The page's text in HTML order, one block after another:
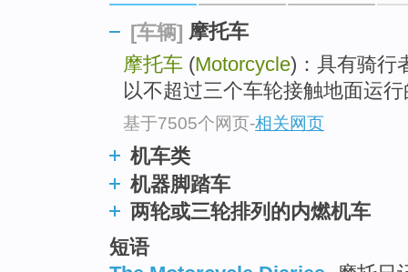
[车辆] 摩托车
摩托车 (Motorcycle)：具有骑行
以不超过三个车轮接触地面运
基于7505个网页-相关网页
机车类
机器脚踏车
两轮或三轮排列的内燃机车
短语